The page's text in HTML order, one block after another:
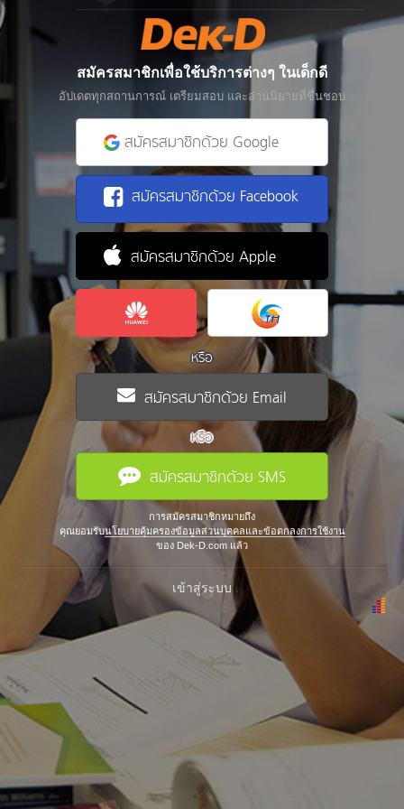
สมัครสมาชิกเพื่อใช้บริการต่างๆ ในเด็กดี
อัปเดตทุกสถานการณ์ เตรียมสอบ และอ่านนิยายที่ชื่นชอบ
สมัครสมาชิกด้วย Google
สมัครสมาชิกด้วย Facebook
สมัครสมาชิกด้วย Apple
หรือ
สมัครสมาชิกด้วย Email
หรือ
สมัครสมาชิกด้วย SMS
การสมัครสมาชิกหมายถึง
คุณยอมรับนโยบายคุ้มครองข้อมูลส่วนบุคคลและข้อตกลงการใช้งาน
ของ Dek-D.com แล้ว
เข้าสู่ระบบ